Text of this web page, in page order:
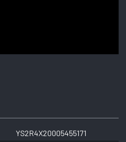
YS2R4X20005455171